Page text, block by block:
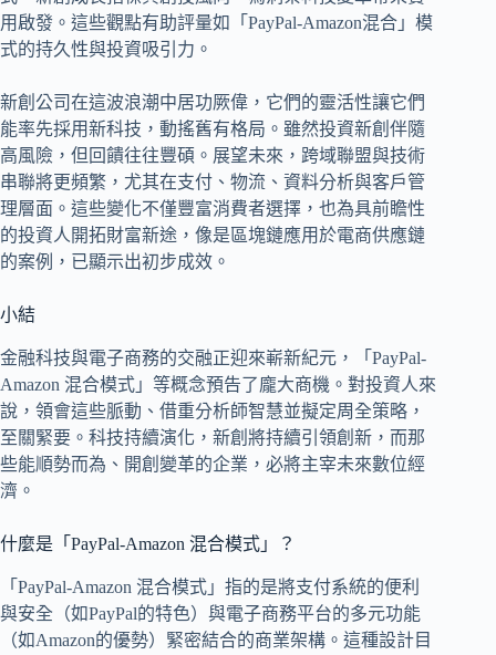
用啟發。這些觀點有助評量如「PayPal-Amazon混合」模
式的持久性與投資吸引力。
新創公司在這波浪潮中居功厥偉，它們的靈活性讓它們
能率先採用新科技，動搖舊有格局。雖然投資新創伴隨
高風險，但回饋往往豐碩。展望未來，跨域聯盟與技術
串聯將更頻繁，尤其在支付、物流、資料分析與客戶管
理層面。這些變化不僅豐富消費者選擇，也為具前瞻性
的投資人開拓財富新途，像是區塊鏈應用於電商供應鏈
的案例，已顯示出初步成效。
小結
金融科技與電子商務的交融正迎來嶄新紀元，「PayPal-
Amazon 混合模式」等概念預告了龐大商機。對投資人來
說，領會這些脈動、借重分析師智慧並擬定周全策略，
至關緊要。科技持續演化，新創將持續引領創新，而那
些能順勢而為、開創變革的企業，必將主宰未來數位經
濟。
什麼是「PayPal-Amazon 混合模式」？
「PayPal-Amazon 混合模式」指的是將支付系統的便利
與安全（如PayPal的特色）與電子商務平台的多元功能
（如Amazon的優勢）緊密結合的商業架構。這種設計目